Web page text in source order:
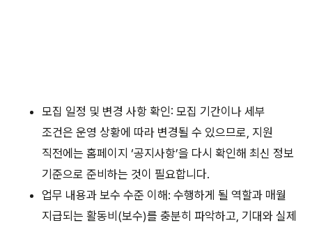
모집 일정 및 변경 사항 확인: 모집 기간이나 세부
조건은 운영 상황에 따라 변경될 수 있으므로, 지원
직전에는 홈페이지 ‘공지사항’을 다시 확인해 최신 정보
기준으로 준비하는 것이 필요합니다.
업무 내용과 보수 수준 이해: 수행하게 될 역할과 매월
지급되는 활동비(보수)를 충분히 파악하고, 기대와 실제